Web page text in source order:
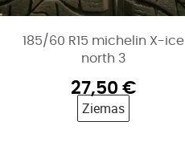
185/60 R15 michelin X-ice
north 3
27,50 €
Ziemas